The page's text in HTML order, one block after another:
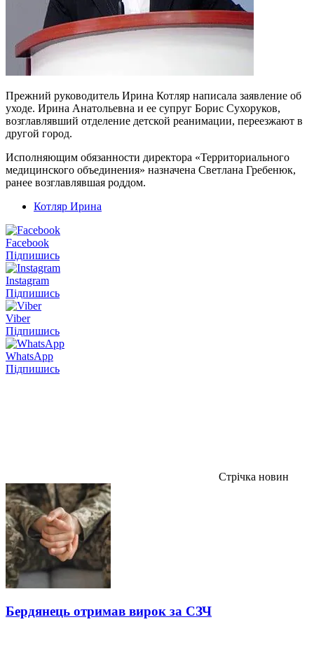
Прежний руководитель Ирина Котляр написала заявление об
уходе. Ирина Анатольевна и ее супруг Борис Сухоруков,
возглавлявший отделение детской реанимации, переезжают в
другой город.
Исполняющим обязанности директора «Территориального
медицинского объединения» назначена Светлана Гребенюк,
ранее возглавлявшая роддом.
Котляр Ирина
Facebook
Підпишись
Instagram
Підпишись
Viber
Підпишись
WhatsApp
Підпишись
Стрічка новин
Бердянець отримав вирок за СЗЧ